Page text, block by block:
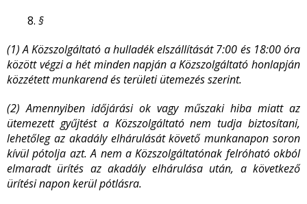
§
(1) A Közszolgáltató a hulladék elszállítását 7:00 és 18:00 óra
között végzi a hét minden napján a Közszolgáltató honlapján
közzétett munkarend és területi ütemezés szerint.
(2) Amennyiben időjárási ok vagy műszaki hiba miatt az
ütemezett gyűjtést a Közszolgáltató nem tudja biztosítani,
lehetőleg az akadály elhárulását követő munkanapon soron
kívül pótolja azt. A nem a Közszolgáltatónak felróható okból
elmaradt ürítés az akadály elhárulása után, a következő
ürítési napon kerül pótlásra.